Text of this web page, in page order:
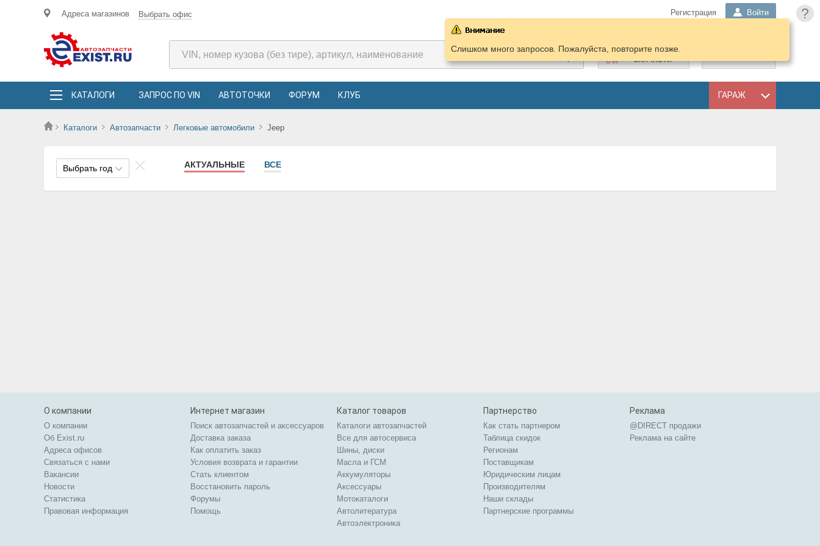
?
Адреса магазинов Выбрать офис Регистрация Войти
ПОДОБРАТЬ
ЗАПЧАСТИ
КАТАЛОГИ ЗАПРОС ПО VIN АВТОТОЧКИ ФОРУМ КЛУБ ГАРАЖ
Каталоги Автозапчасти Легковые автомобили Jeep
Слишком много запросов. Пожалуйста, повторите позже.
Выбрать год АКТУАЛЬНЫЕ ВСЕ
О компании
О компании
Об Exist.ru
Адреса офисов
Связаться с нами
Вакансии
Новости
Статистика
Правовая информация
Интернет магазин
Поиск автозапчастей и аксессуаров
Доставка заказа
Как оплатить заказ
Условия возврата и гарантии
Стать клиентом
Восстановить пароль
Форумы
Помощь
Каталог товаров
Каталоги автозапчастей
Все для автосервиса
Шины, диски
Масла и ГСМ
Аккумуляторы
Аксессуары
Мотокаталоги
Автолитература
Автоэлектроника
Партнерство
Как стать партнером
Таблица скидок
Регионам
Поставщикам
Юридическим лицам
Производителям
Наши склады
Партнерские программы
Реклама
@DIRECT продажи
Реклама на сайте